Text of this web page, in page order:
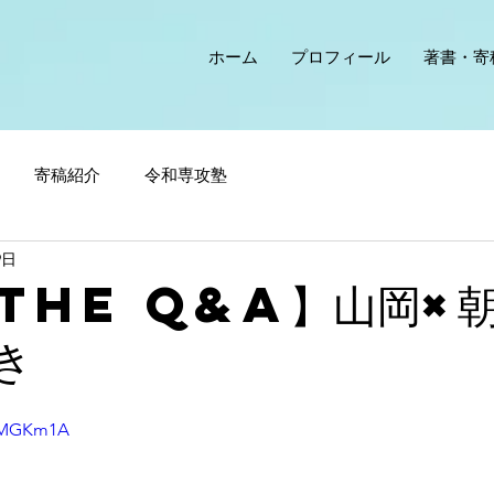
ホーム プロフィール 著書・寄
寄稿紹介 令和専攻塾
The Q&A】山岡×